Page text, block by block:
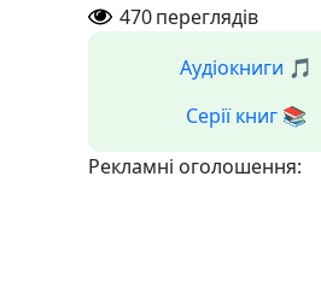
470переглядів
Аудіокниги 🎵
Серії книг 📚
Рекламні оголошення: